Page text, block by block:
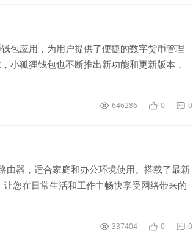
包应用，为用户提供了便捷的数字货币管理
小狐狸钱包也不断推出新功能和更新版本，
646286 0 0
由器，适合家庭和办公环境使用。搭载了最新
您在日常生活和工作中畅快享受网络带来的
337404 0 0